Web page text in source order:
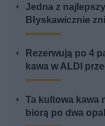
Jedna z
Błyskawicznie
Rezerwują po 4
kawa w ALDI
Ta kultowa kawa
biorą po dwa